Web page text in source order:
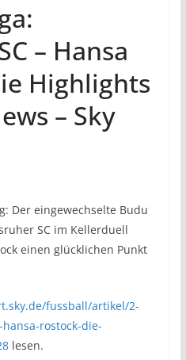
– Hansa
Highlights
– Sky
Der eingewechselte Budu
SC im Kellerduell
einen glücklichen Punkt
fussball/artikel/2-
rostock-die-
lesen.